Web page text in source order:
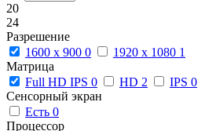
20
24
Разрешение
1600 x 900 0 1920 x 1080 1
Матрица
Full HD IPS 0 HD 2 IPS 0
Сенсорный экран
Есть 0
Процессор